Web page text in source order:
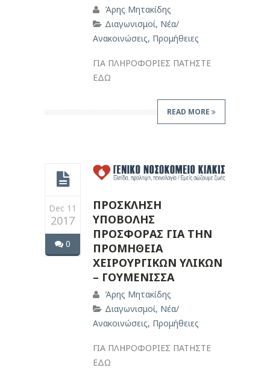
Άρης Μητακίδης
Διαγωνισμοί, Νέα/
Ανακοινώσεις, Προμήθειες
ΓΙΑ ΠΛΗΡΟΦΟΡΙΕΣ ΠΑΤΗΣΤΕ
ΕΔΩ
READ MORE
Dec 11
2017
0
ΠΡΟΣΚΛΗΣΗ
ΥΠΟΒΟΛΗΣ
ΠΡΟΣΦΟΡΑΣ ΓΙΑ ΤΗΝ
ΠΡΟΜΗΘΕΙΑ
ΧΕΙΡΟΥΡΓΙΚΩΝ ΥΛΙΚΩΝ
– ΓΟΥΜΕΝΙΣΣΑ
Άρης Μητακίδης
Διαγωνισμοί, Νέα/
Ανακοινώσεις, Προμήθειες
ΓΙΑ ΠΛΗΡΟΦΟΡΙΕΣ ΠΑΤΗΣΤΕ
ΕΔΩ